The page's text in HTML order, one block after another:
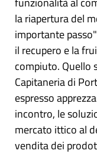
la riapertura del
importante
il recupero e la
compiuto. Quello
Capitaneria di
espresso
incontro, le
mercato ittico al
vendita dei